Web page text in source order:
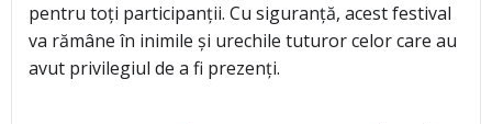
pentru toți participanții. Cu siguranță, acest festival
va rămâne în inimile și urechile tuturor celor care au
avut privilegiul de a fi prezenți.